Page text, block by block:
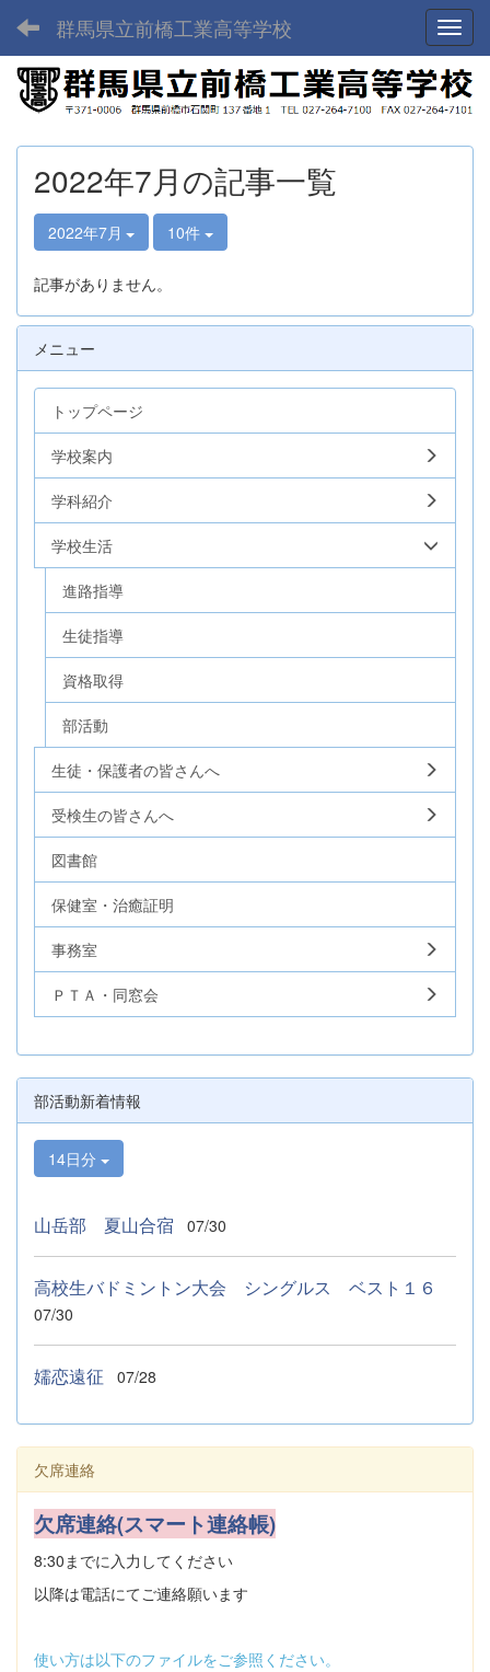
群馬県立前橋工業高等学校
2022年7月の記事一覧
2022年7月 10件
記事がありません。
メニュー
トップページ
学校案内
学科紹介
学校生活
進路指導
生徒指導
資格取得
部活動
生徒・保護者の皆さんへ
受検生の皆さんへ
図書館
保健室・治癒証明
事務室
ＰＴＡ・同窓会
部活動新着情報
14日分
山岳部 夏山合宿 07/30
高校生バドミントン大会 シングルス ベスト１６
07/30
嬬恋遠征 07/28
欠席連絡
欠席連絡(スマート連絡帳)
8:30までに入力してください
以降は電話にてご連絡願います
使い方は以下のファイルをご参照ください。